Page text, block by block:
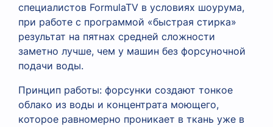
специалистов FormulaTV в условиях шоурума,
при работе с программой «быстрая стирка»
результат на пятнах средней сложности
заметно лучше, чем у машин без форсуночной
подачи воды.
Принцип работы: форсунки создают тонкое
облако из воды и концентрата моющего,
которое равномерно проникает в ткань уже в